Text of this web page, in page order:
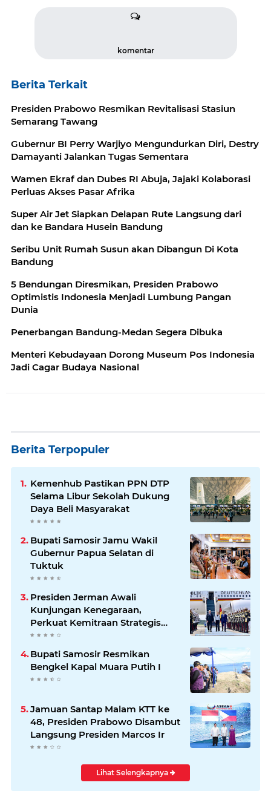
komentar
Berita Terkait
Presiden Prabowo Resmikan Revitalisasi Stasiun
Semarang Tawang
Gubernur BI Perry Warjiyo Mengundurkan Diri, Destry
Damayanti Jalankan Tugas Sementara
Wamen Ekraf dan Dubes RI Abuja, Jajaki Kolaborasi
Perluas Akses Pasar Afrika
Super Air Jet Siapkan Delapan Rute Langsung dari
dan ke Bandara Husein Bandung
Seribu Unit Rumah Susun akan Dibangun Di Kota
Bandung
5 Bendungan Diresmikan, Presiden Prabowo
Optimistis Indonesia Menjadi Lumbung Pangan
Dunia
Penerbangan Bandung-Medan Segera Dibuka
Menteri Kebudayaan Dorong Museum Pos Indonesia
Jadi Cagar Budaya Nasional
Berita Terpopuler
Kemenhub Pastikan PPN DTP
Selama Libur Sekolah Dukung
Daya Beli Masyarakat
Bupati Samosir Jamu Wakil
Gubernur Papua Selatan di
Tuktuk
Presiden Jerman Awali
Kunjungan Kenegaraan,
Perkuat Kemitraan Strategis
Indonesia–Jerman
Bupati Samosir Resmikan
Bengkel Kapal Muara Putih I
Jamuan Santap Malam KTT ke
48, Presiden Prabowo Disambut
Langsung Presiden Marcos Ir
Lihat Selengkapnya